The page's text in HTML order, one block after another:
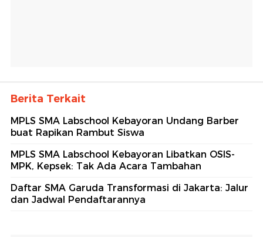
Berita Terkait
MPLS SMA Labschool Kebayoran Undang Barber
buat Rapikan Rambut Siswa
MPLS SMA Labschool Kebayoran Libatkan OSIS-
MPK, Kepsek: Tak Ada Acara Tambahan
Daftar SMA Garuda Transformasi di Jakarta: Jalur
dan Jadwal Pendaftarannya